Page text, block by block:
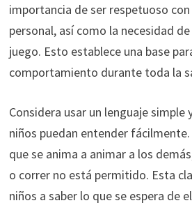
importancia de ser respetuoso
personal, así como la necesidad
juego. Esto establece una base
comportamiento durante toda la
Considera usar un lenguaje simple
niños puedan entender
que se anima a animar a los
o correr no está permitido. Esta
niños a saber lo que se espera de